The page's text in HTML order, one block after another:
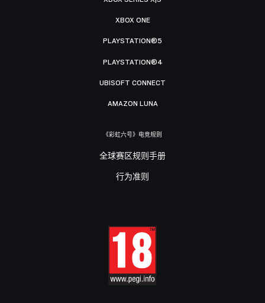
XBOX ONE
PLAYSTATION®5
PLAYSTATION®4
UBISOFT CONNECT
AMAZON LUNA
《彩虹六号》电竞规则
全球赛区规则手册
行为准则